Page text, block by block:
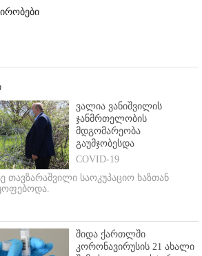
ვალია ვანიშვილის
ჯანმრთელობის
მდგომარეობა
გაუმჯობესდა
COVID-19
თავზარაშვილი საოკუპაციო ხაზთან
შიდა ქართლში
კორონავირუსის 21 ახალი